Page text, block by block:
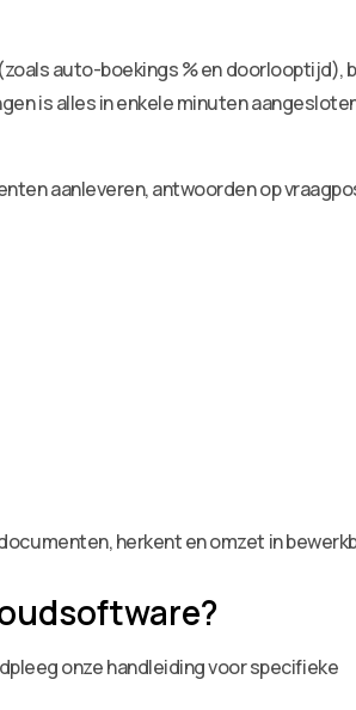
auto-boekings % en doorlooptijd),
is alles in enkele minuten
aanleveren, antwoorden op
herkent en omzet in
onze handleiding voor specifieke